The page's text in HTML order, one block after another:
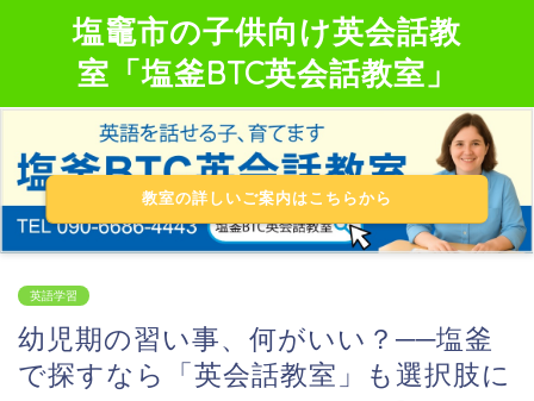
塩竈市の子供向け英会話教
室「塩釜BTC英会話教室」
教室の詳しいご案内はこちらから
英語学習
幼児期の習い事、何がいい？──塩釜
で探すなら「英会話教室」も選択肢に